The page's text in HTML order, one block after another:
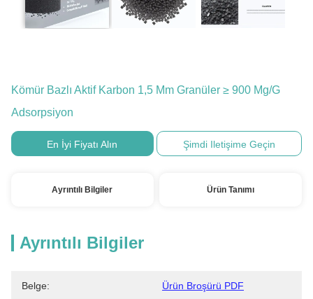
Kömür Bazlı Aktif Karbon 1,5 Mm Granüler ≥ 900 Mg/g
Adsorpsiyon
En İyi Fiyatı Alın Şimdi Iletişime Geçin
Ayrıntılı Bilgiler Ürün Tanımı
Ayrıntılı Bilgiler
Belge: Ürün Broşürü PDF